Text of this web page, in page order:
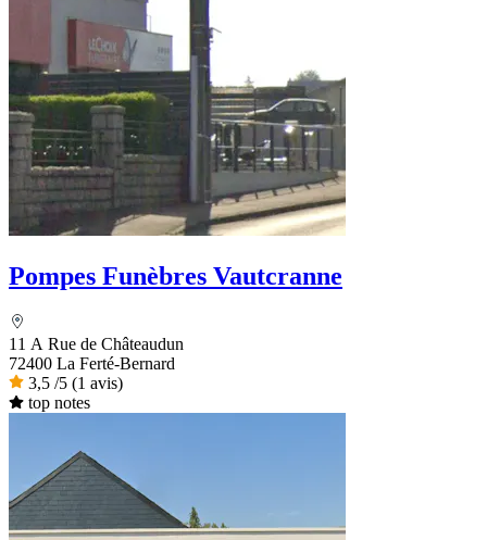
Pompes Funèbres Vautcranne
11 A Rue de Châteaudun
72400 La Ferté-Bernard
3,5 /5 (1 avis)
top notes